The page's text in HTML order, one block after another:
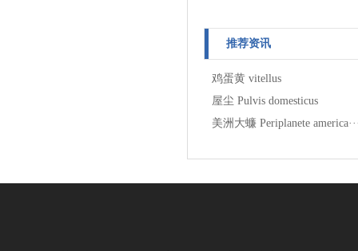
推荐资讯
鸡蛋黄 vitellus
屋尘 Pulvis domesticus
美洲大蠊 Periplanete